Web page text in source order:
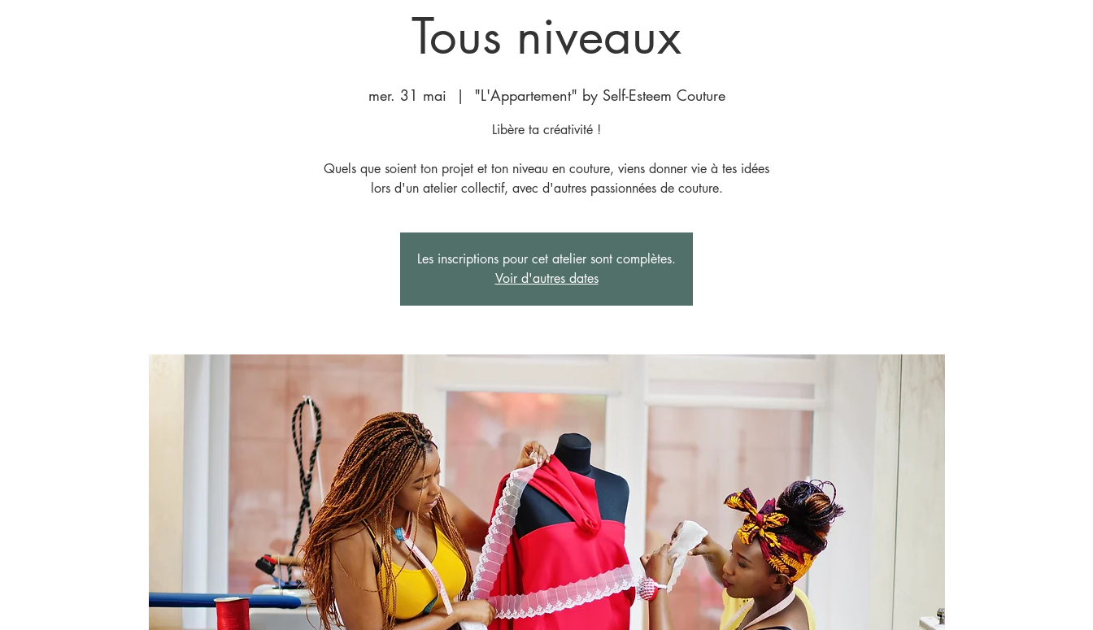
Tous niveaux
mer. 31 mai
  |
"L'Appartement" by Self-Esteem Couture
Libère ta créativité !
Quels que soient ton projet et ton niveau en couture, viens donner vie à tes idées
lors d'un atelier collectif, avec d'autres passionnées de couture.
Les inscriptions pour cet atelier sont complètes.
Voir d'autres dates